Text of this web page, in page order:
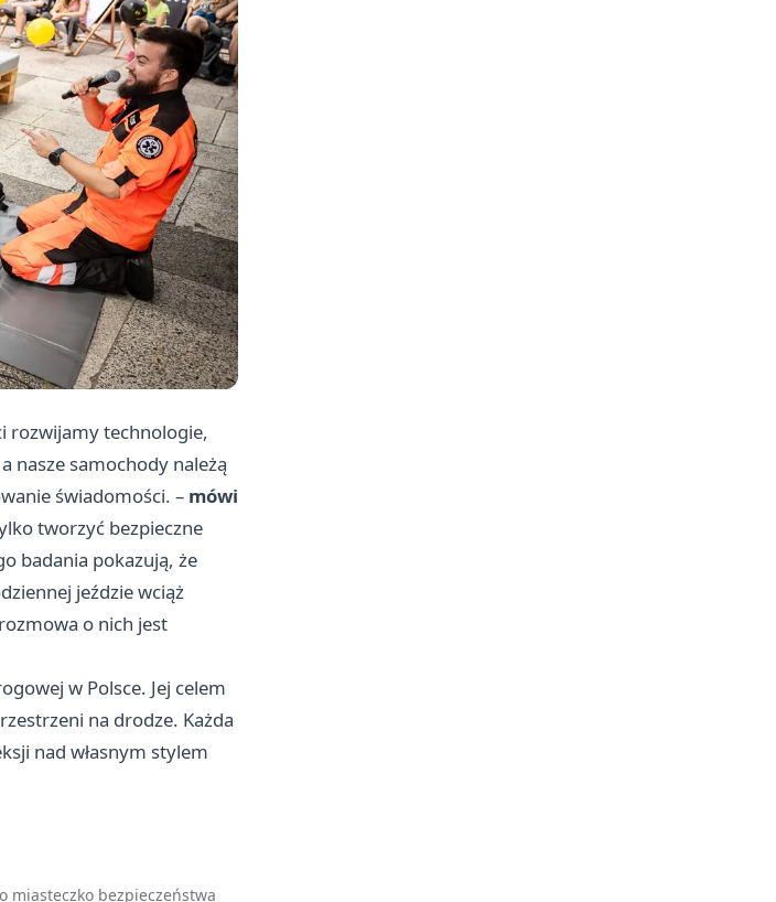
rozwijamy technologie,
nasze samochody należą
świadomości. – mówi
tworzyć bezpieczne
badania pokazują, że
jeździe wciąż
o nich jest
w Polsce. Jej celem
na drodze. Każda
nad własnym stylem
miasteczko bezpieczeństwa